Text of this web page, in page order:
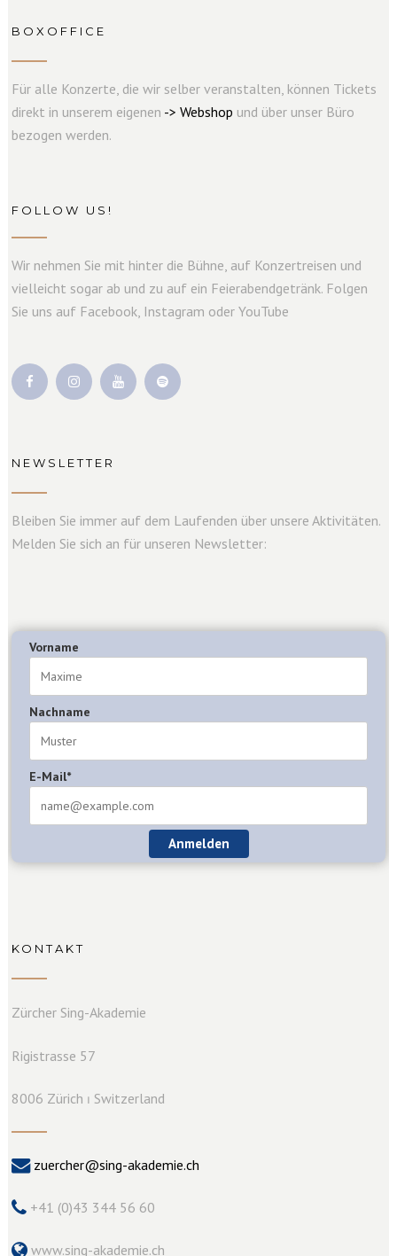
BOXOFFICE
Für alle Konzerte, die wir selber veranstalten, können Tickets
direkt in unserem eigenen ->Webshop und über unser Büro
bezogen werden.
FOLLOW US!
Wir nehmen Sie mit hinter die Bühne, auf Konzertreisen und
vielleicht sogar ab und zu auf ein Feierabendgetränk. Folgen
Sie uns auf Facebook, Instagram oder YouTube
NEWSLETTER
Bleiben Sie immer auf dem Laufenden über unsere Aktivitäten.
Melden Sie sich an für unseren Newsletter:
Vorname
Nachname
E-Mail*
Anmelden
KONTAKT
Zürcher Sing-Akademie
Rigistrasse 57
8006 Zürich ⏐ Switzerland
zuercher@sing-akademie.ch
+41 (0)43 344 56 60
www.sing-akademie.ch